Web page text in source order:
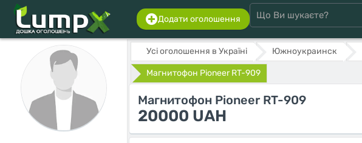
Додати оголошення
Усі оголошення в Україні Южноукраинск
Магнитофон Pioneer RT-909
Магнитофон Pioneer RT-909
20000 UAH